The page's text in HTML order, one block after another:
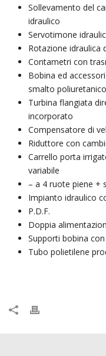
Sollevamento del
idraulico
Servotimone
Rotazione idraulica
Contametri con
Bobina ed
smalto poliuretanico
Turbina flangiata
incorporato
Compensatore di
Riduttore con
Carrello porta
variabile
– a 4 ruote piene +
Impianto idraulico
P.D.F.
Doppia
Supporti bobina
Tubo polietilene